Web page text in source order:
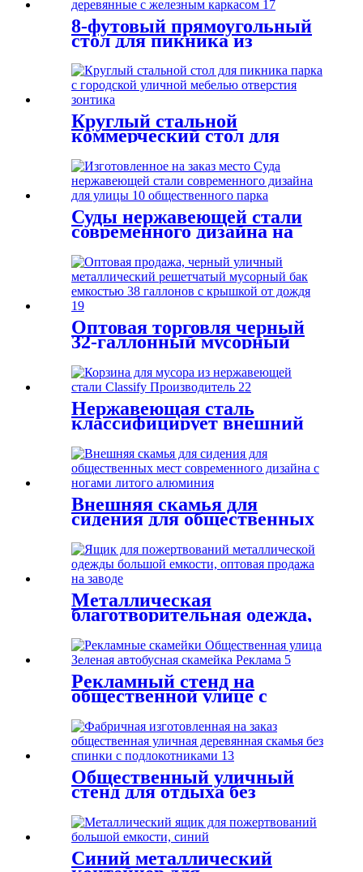
8-футовый прямоугольный
стол для пикника из
металла и дерева Park
Круглый стальной
коммерческий стол для
зонтика
Суды нержавеющей стали
современного дизайна на
улицы общественного парка
Оптовая торговля черный
32-галлонный мусорный
коммерческий мусорный
бак с крышкой от дождя
Нержавеющая сталь
классифицирует внешний
производителя
Внешняя скамья для
сидения для общественных
мест современного дизайна
с ногами литого алюминия
Металлическая
благотворительная одежда,
контейнер для
пожертвований, банк по
переработке одежды,
оптовая продажа с фабрики
Рекламный стенд на
общественной улице с
подлокотником
Общественный уличный
стенд для отдыха без
спинки на открытом
воздухе с подлокотниками
Синий металлический